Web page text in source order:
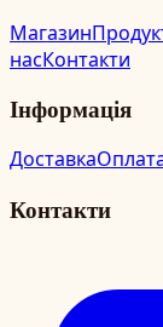
Магазин
насКонтакти
Інформація
Доставка
Контакти